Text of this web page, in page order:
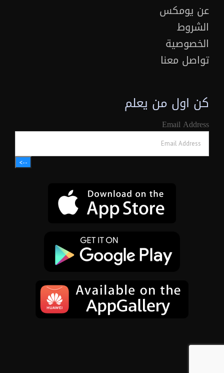
عن يومكس
الشروط
الخصوصية
تواصل معنا
كن اول من يعلم
Email Address